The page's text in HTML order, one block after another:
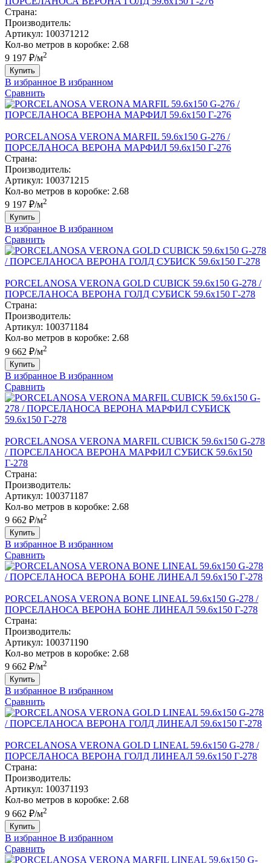
Страна:
Производитель:
Артикул: 100371212
Кол-во метров в коробке: 2.68
9 197 ₽/м2
Купить
В избранное В избранном
Сравнить
PORCELANOSA VERONA MARFIL 59.6х150 G-276 /
ПОРCЕЛАНОСА ВЕРОНА МАРФИЛ 59.6х150 Г-276
Страна:
Производитель:
Артикул: 100371215
Кол-во метров в коробке: 2.68
9 197 ₽/м2
Купить
В избранное В избранном
Сравнить
PORCELANOSA VERONA GOLD CUBICK 59.6х150 G-278 /
ПОРCЕЛАНОСА ВЕРОНА ГОЛД CУБИCК 59.6х150 Г-278
Страна:
Производитель:
Артикул: 100371184
Кол-во метров в коробке: 2.68
9 662 ₽/м2
Купить
В избранное В избранном
Сравнить
PORCELANOSA VERONA MARFIL CUBICK 59.6х150 G-278
/ ПОРCЕЛАНОСА ВЕРОНА МАРФИЛ CУБИCК 59.6х150
Г-278
Страна:
Производитель:
Артикул: 100371187
Кол-во метров в коробке: 2.68
9 662 ₽/м2
Купить
В избранное В избранном
Сравнить
PORCELANOSA VERONA BONE LINEAL 59.6х150 G-278 /
ПОРCЕЛАНОСА ВЕРОНА БОНЕ ЛИНЕАЛ 59.6х150 Г-278
Страна:
Производитель:
Артикул: 100371190
Кол-во метров в коробке: 2.68
9 662 ₽/м2
Купить
В избранное В избранном
Сравнить
PORCELANOSA VERONA GOLD LINEAL 59.6х150 G-278 /
ПОРCЕЛАНОСА ВЕРОНА ГОЛД ЛИНЕАЛ 59.6х150 Г-278
Страна:
Производитель:
Артикул: 100371193
Кол-во метров в коробке: 2.68
9 662 ₽/м2
Купить
В избранное В избранном
Сравнить